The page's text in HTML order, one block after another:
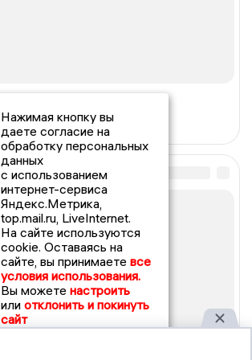
Нажимая кнопку вы
даете согласие на
обработку персональных
данных
с использованием
интернет-сервиса
Яндекс.Метрика,
top.mail.ru, LiveInternet.
На сайте используются
cookie. Оставаясь на
сайте, вы принимаете все
условия использования.
Вы можете настроить
или отклонить и покинуть
сайт